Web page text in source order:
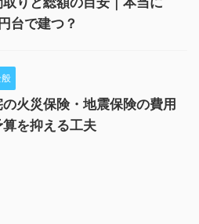
台で建つ？
火災保険・地震保険の費用
を抑える工夫